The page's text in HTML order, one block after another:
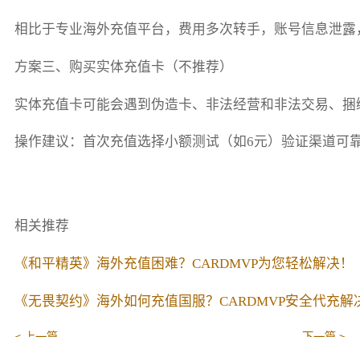
相比于专业海外充值平台，费用多次转手，账号信息泄
方案三、购买实体充值卡（不推荐）
实体充值卡可能会遇到伪造卡、非法经营和非法交易、
操作建议：首次充值选择小额测试（如6元）验证渠道可
相关推荐
《和平精英》海外充值困难？CARDMVP为您轻松解决！
《无畏契约》海外如何充值国服？CARDMVP安全代充解